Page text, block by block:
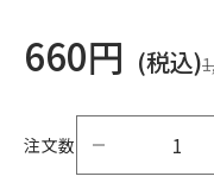
セール価格
660円 (税込)
注文数